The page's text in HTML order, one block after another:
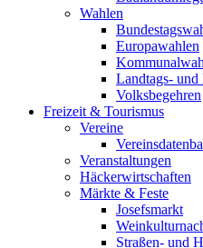
Wahlen
Europawahlen
Landtags-
Volksbegehren
Freizeit & Tourismus
Vereine
Veranstaltungen
Häckerwirtschaften
Märkte & Feste
Josefsmarkt
Straßen- und